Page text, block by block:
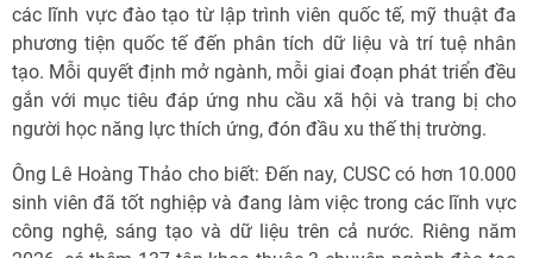
các lĩnh vực đào tạo từ lập trình viên quốc tế, mỹ thuật đa
phương tiện quốc tế đến phân tích dữ liệu và trí tuệ nhân
tạo. Mỗi quyết định mở ngành, mỗi giai đoạn phát triển đều
gắn với mục tiêu đáp ứng nhu cầu xã hội và trang bị cho
người học năng lực thích ứng, đón đầu xu thế thị trường.
Ông Lê Hoàng Thảo cho biết: Đến nay, CUSC có hơn 10.000
sinh viên đã tốt nghiệp và đang làm việc trong các lĩnh vực
công nghệ, sáng tạo và dữ liệu trên cả nước. Riêng năm